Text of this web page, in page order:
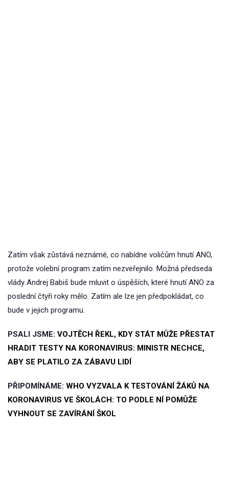
Zatím však zůstává neznámé, co nabídne voličům hnutí ANO,
protože volební program zatím nezveřejnilo. Možná předseda
vlády Andrej Babiš bude mluvit o úspěších, které hnutí ANO za
poslední čtyři roky mělo. Zatím ale lze jen předpokládat, co
bude v jejich programu.
PSALI JSME: VOJTĚCH ŘEKL, KDY STÁT MŮŽE PŘESTAT
HRADIT TESTY NA KORONAVIRUS: MINISTR NECHCE,
ABY SE PLATILO ZA ZÁBAVU LIDÍ
PŘIPOMÍNÁME: WHO VYZVALA K TESTOVÁNÍ ŽÁKŮ NA
KORONAVIRUS VE ŠKOLÁCH: TO PODLE NÍ POMŮŽE
VYHNOUT SE ZAVÍRÁNÍ ŠKOL